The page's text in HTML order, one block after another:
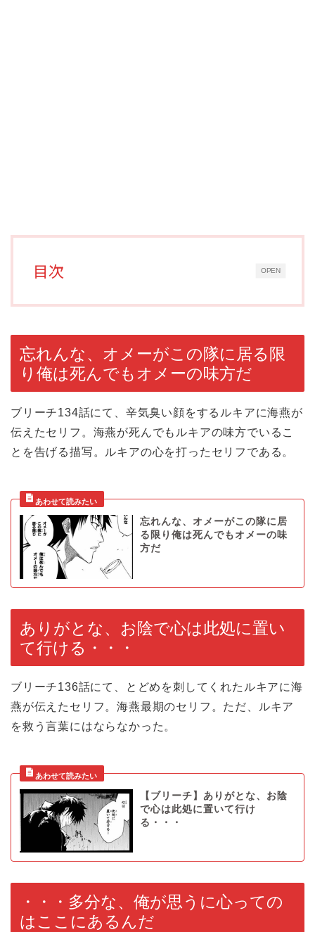
OPEN
目次
忘れんな、オメーがこの隊に居る限
り俺は死んでもオメーの味方だ
ブリーチ134話にて、辛気臭い顔をするルキアに海燕が
伝えたセリフ。海燕が死んでもルキアの味方でいるこ
とを告げる描写。ルキアの心を打ったセリフである。
忘れんな、オメーがこの隊に居
る限り俺は死んでもオメーの味
方だ
ありがとな、お陰で心は此処に置い
て行ける・・・
ブリーチ136話にて、とどめを刺してくれたルキアに海
燕が伝えたセリフ。海燕最期のセリフ。ただ、ルキア
を救う言葉にはならなかった。
【ブリーチ】ありがとな、お陰
で心は此処に置いて行け
る・・・
・・・多分な、俺が思うに心っての
はここにあるんだ